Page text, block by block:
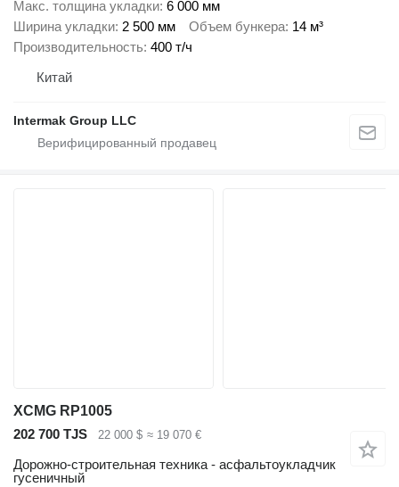
Макс. толщина укладки 6 000 мм
Ширина укладки 2 500 мм Объем бункера 14 м³
Производительность 400 т/ч
Китай
Intermak Group LLC
XCMG RP1005
202 700 TJS
22 000 $ ≈ 19 070 €
Дорожно-строительная техника - асфальтоукладчик
гусеничный